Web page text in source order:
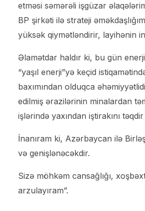
etməsi səmərəli işgüzar
BP şirkəti ilə strateji
yüksək qiymətləndirir, layihənin
Əlamətdar haldır ki, bu gün enerji
“yaşıl enerji”yə keçid
baxımından olduqca
edilmiş ərazilərinin minalardan
işlərində yaxından iştirakını
İnanıram ki, Azərbaycan ilə
və genişlənəcəkdir.
Sizə möhkəm cansağlığı,
arzulayıram”.